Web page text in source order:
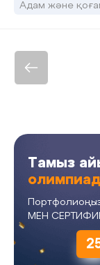
Адам және
Тамыз
МЕН